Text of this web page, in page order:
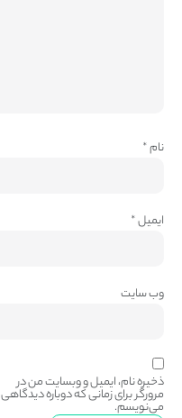
نام*
ایمیل*
وب‌ سایت
ذخیره نام، ایمیل و وبسایت من در
مرورگر برای زمانی که دوباره دیدگاهی
می‌نویسم.